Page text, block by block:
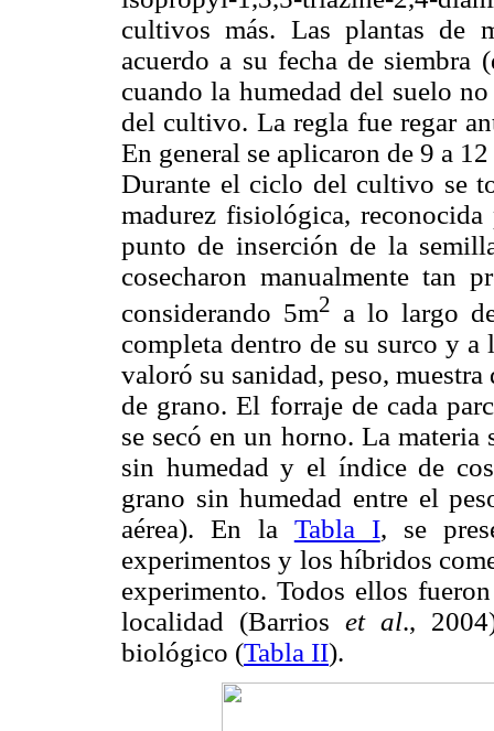
cultivos más. Las plantas de
acuerdo a su fecha de siembra
cuando la humedad del suelo
del cultivo. La regla fue regar
En general se aplicaron de 9 a
Durante el ciclo del cultivo se
madurez fisiológica,
punto de inserción de la
cosecharon manualmente tan
considerando 5m2 a lo largo
completa dentro de su surco y a
valoró su sanidad, peso,
de grano. El forraje de cada
se secó en un horno. La materia
sin humedad y el índice de
grano sin humedad entre el
aérea). En la Tabla I, se
experimentos y los híbridos
experimento. Todos ellos
localidad (Barrios et al.,
biológico (Tabla II).